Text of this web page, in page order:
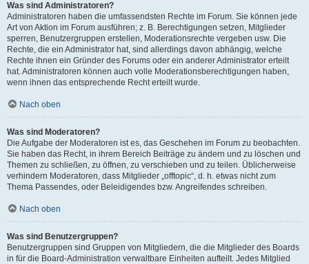
Was sind Administratoren?
Administratoren haben die umfassendsten Rechte im Forum. Sie können jede
Art von Aktion im Forum ausführen; z. B. Berechtigungen setzen, Mitglieder
sperren, Benutzergruppen erstellen, Moderationsrechte vergeben usw. Die
Rechte, die ein Administrator hat, sind allerdings davon abhängig, welche
Rechte ihnen ein Gründer des Forums oder ein anderer Administrator erteilt
hat. Administratoren können auch volle Moderationsberechtigungen haben,
wenn ihnen das entsprechende Recht erteilt wurde.
Nach oben
Was sind Moderatoren?
Die Aufgabe der Moderatoren ist es, das Geschehen im Forum zu beobachten.
Sie haben das Recht, in ihrem Bereich Beiträge zu ändern und zu löschen und
Themen zu schließen, zu öffnen, zu verschieben und zu teilen. Üblicherweise
verhindern Moderatoren, dass Mitglieder „offtopic“, d. h. etwas nicht zum
Thema Passendes, oder Beleidigendes bzw. Angreifendes schreiben.
Nach oben
Was sind Benutzergruppen?
Benutzergruppen sind Gruppen von Mitgliedern, die die Mitglieder des Boards
in für die Board-Administration verwaltbare Einheiten aufteilt. Jedes Mitglied